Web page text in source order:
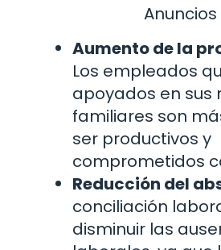
Anuncios
Aumento de la
Los empleados
apoyados en sus
familiares son
ser productivos y
comprometidos
Reducción del
conciliación
disminuir las